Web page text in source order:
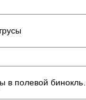
в полевой